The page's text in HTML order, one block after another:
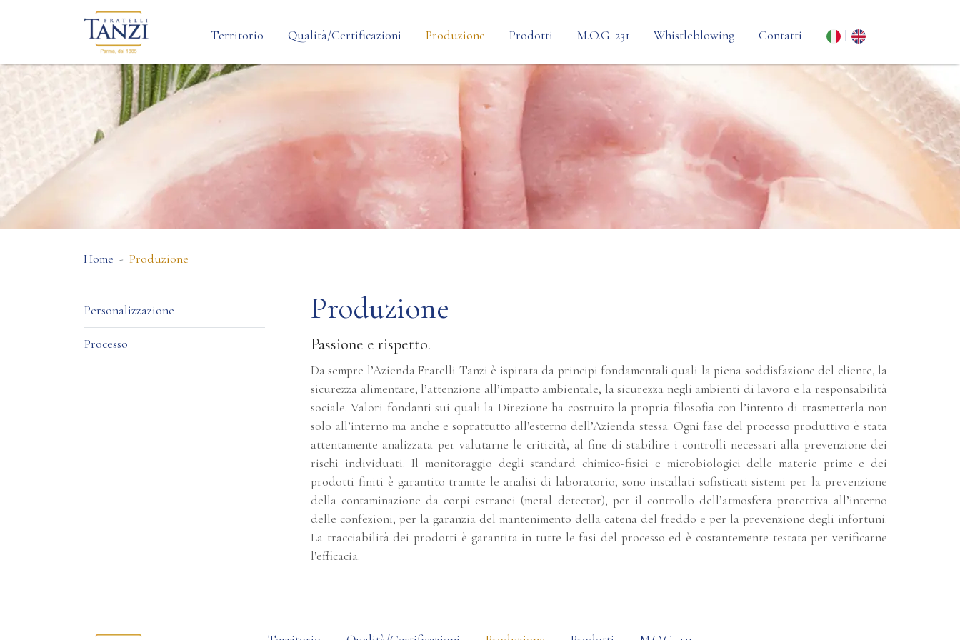
Territorio Qualità/Certificazioni Produzione
Personalizzazione
Processo
Prodotti
Linea Preformata
Formaggi
M.O.G. 231 Whistleblowing Contatti |
Home Produzione
Personalizzazione
Processo
Produzione
Passione e rispetto.
Da sempre l’Azienda Fratelli Tanzi è ispirata da principi fondamentali quali la piena soddisfazione del cliente, la
sicurezza alimentare, l’attenzione all’impatto ambientale, la sicurezza negli ambienti di lavoro e la responsabilità
sociale. Valori fondanti sui quali la Direzione ha costruito la propria filosofia con l’intento di trasmetterla non
solo all’interno ma anche e soprattutto all’esterno dell’Azienda stessa. Ogni fase del processo produttivo è stata
attentamente analizzata per valutarne le criticità, al fine di stabilire i controlli necessari alla prevenzione dei
rischi individuati. Il monitoraggio degli standard chimico-fisici e microbiologici delle materie prime e dei
prodotti finiti è garantito tramite le analisi di laboratorio; sono installati sofisticati sistemi per la prevenzione
della contaminazione da corpi estranei (metal detector), per il controllo dell’atmosfera protettiva all’interno
delle confezioni, per la garanzia del mantenimento della catena del freddo e per la prevenzione degli infortuni.
La tracciabilità dei prodotti è garantita in tutte le fasi del processo ed è costantemente testata per verificarne
l’efficacia.